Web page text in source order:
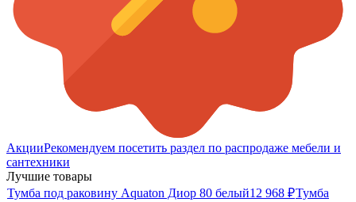
АкцииРекомендуем посетить раздел по распродаже мебели и
сантехники
Лучшие товары
Тумба под раковину Aquaton Диор 80 белый12 968 ₽Тумба